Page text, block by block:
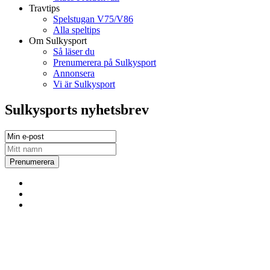
Travtips
Spelstugan V75/V86
Alla speltips
Om Sulkysport
Så läser du
Prenumerera på Sulkysport
Annonsera
Vi är Sulkysport
Sulkysports nyhetsbrev